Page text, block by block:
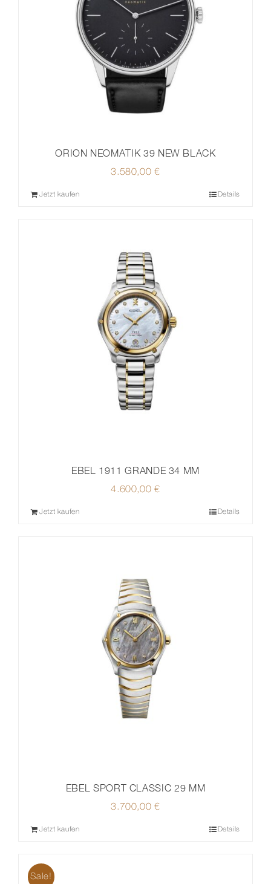
ORION NEOMATIK 39 NEW BLACK
3.580,00€
Jetzt kaufen Details
EBEL 1911 GRANDE 34 MM
4.600,00€
Jetzt kaufen Details
EBEL SPORT CLASSIC 29 MM
3.700,00€
Jetzt kaufen Details
Sale!